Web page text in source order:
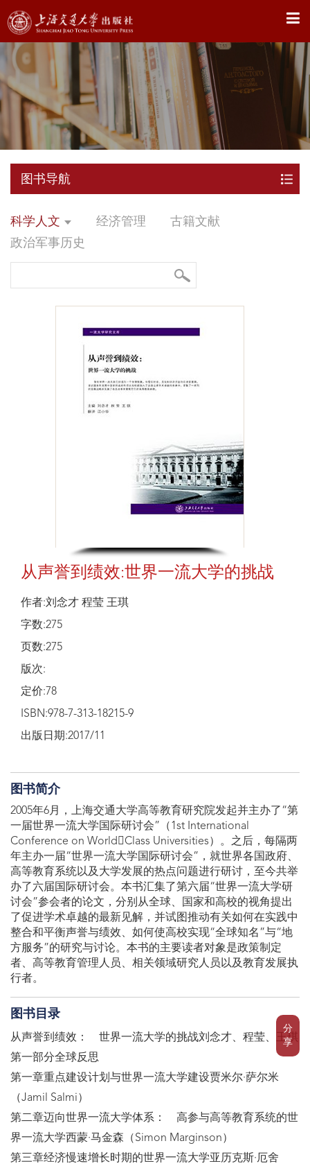
X
分
享
图书导航
科学人文 经济管理
古籍文献
政治军事历史
从声誉到绩效:世界一流大学的挑战
作者:刘念才 程莹 王琪
字数:275
页数:275
版次:
定价:78
ISBN:978-7-313-18215-9
出版日期:2017/11
图书简介
2005年6月，上海交通大学高等教育研究院发起并主办了“第
一届世界一流大学国际研讨会”（1st International
Conference on WorldClass Universities）。之后，每隔两
年主办一届“世界一流大学国际研讨会”，就世界各国政府、
高等教育系统以及大学发展的热点问题进行研讨，至今共举
办了六届国际研讨会。本书汇集了第六届“世界一流大学研
讨会”参会者的论文，分别从全球、国家和高校的视角提出
了促进学术卓越的最新见解，并试图推动有关如何在实践中
整合和平衡声誉与绩效、如何使高校实现“全球知名”与“地
方服务”的研究与讨论。本书的主要读者对象是政策制定
者、高等教育管理人员、相关领域研究人员以及教育发展执
行者。
图书目录
从声誉到绩效： 世界一流大学的挑战刘念才、程莹、王琪
第一部分全球反思
第一章重点建设计划与世界一流大学建设贾米尔·萨尔米
（Jamil Salmi）
第二章迈向世界一流大学体系： 高参与高等教育系统的世
界一流大学西蒙·马金森（Simon Marginson）
第三章经济慢速增长时期的世界一流大学亚历克斯·厄舍